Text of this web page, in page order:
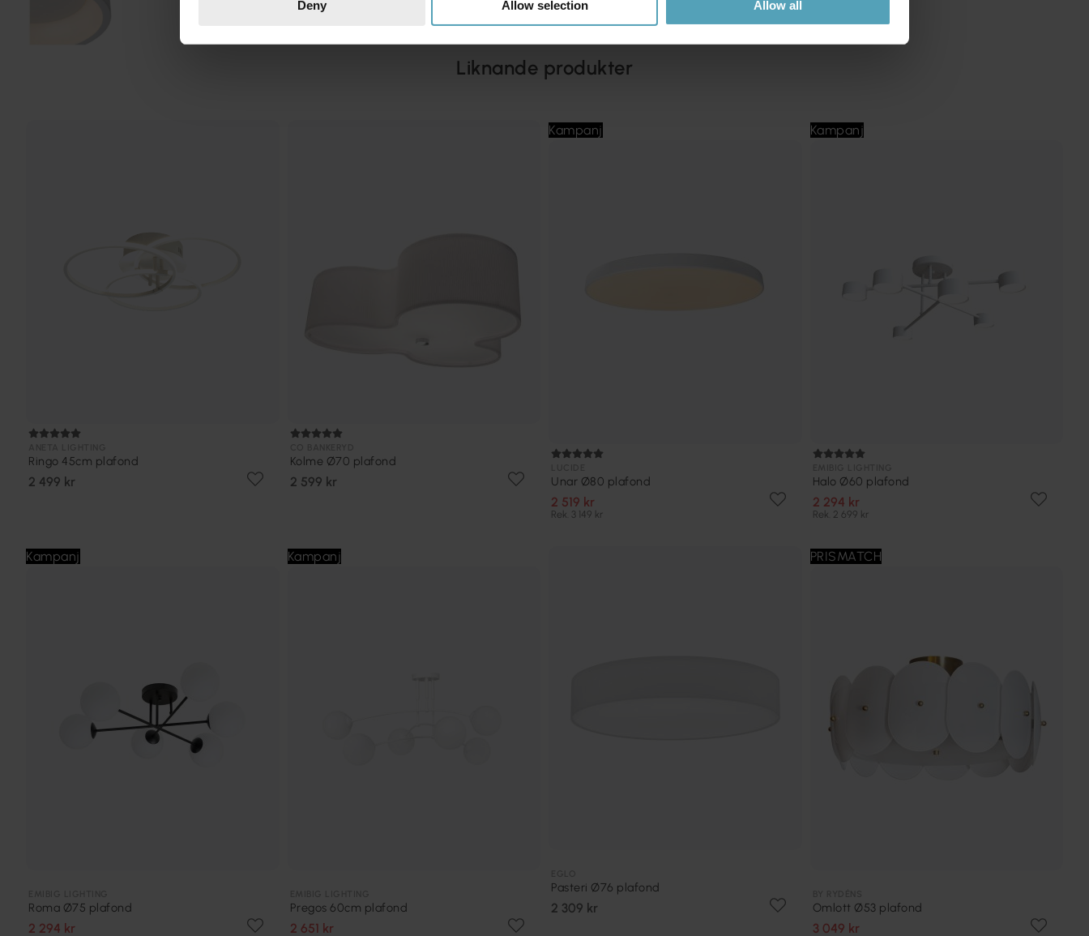
Deny Allow selection Allow all
Liknande produkter
Ringo 45cm plafond
2 499 kr
Kolme Ø70 plafond
2 599 kr
Kampanj
Unar Ø80 plafond
2 519 kr
Rek. 3 149 kr
Kampanj
Halo Ø60 plafond
2 294 kr
Rek. 2 699 kr
Kampanj
Roma Ø75 plafond
2 294 kr
Kampanj
Pregos 60cm plafond
2 651 kr
Pasteri Ø76 plafond
2 309 kr
PRISMATCH
Omlott Ø53 plafond
3 049 kr